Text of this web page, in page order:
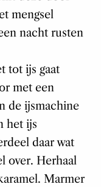
mengsel
nacht rusten
tot ijs gaat
met een
de ijsmachine
het ijs
daar wat
over. Herhaal
Marmer